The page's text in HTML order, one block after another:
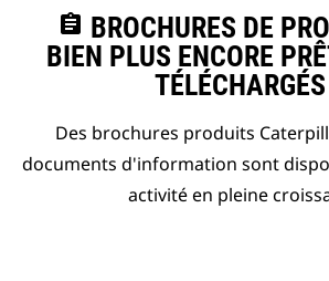
assignment BROCHURES DE
BIEN PLUS ENCORE
Des brochures produits
documents d'information sont
activité en pleine